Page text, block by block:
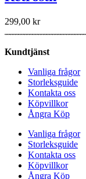
299,00 kr
Kundtjänst
Vanliga frågor
Storleksguide
Kontakta oss
Köpvillkor
Ångra Köp
Vanliga frågor
Storleksguide
Kontakta oss
Köpvillkor
Ångra Köp